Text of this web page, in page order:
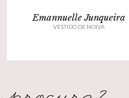
Emannuelle Junqueira
VESTIDO DE NOIVA